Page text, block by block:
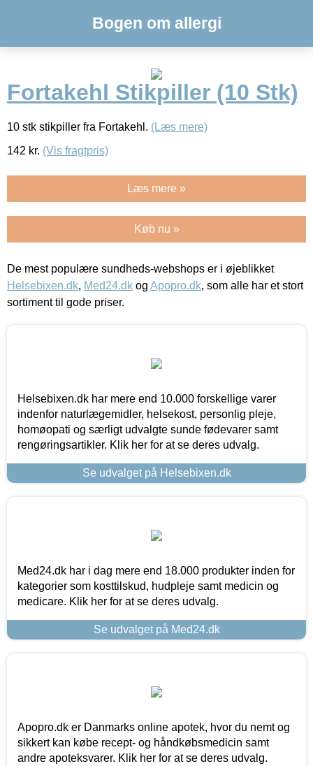
Bogen om allergi
Fortakehl Stikpiller (10 Stk)
10 stk stikpiller fra Fortakehl. (Læs mere)
142 kr. (Vis fragtpris)
Læs mere »
Køb nu »
De mest populære sundheds-webshops er i øjeblikket
Helsebixen.dk, Med24.dk og Apopro.dk, som alle har et stort
sortiment til gode priser.
Helsebixen.dk har mere end 10.000 forskellige varer
indenfor naturlægemidler, helsekost, personlig pleje,
homøopati og særligt udvalgte sunde fødevarer samt
rengøringsartikler. Klik her for at se deres udvalg.
Se udvalget på Helsebixen.dk
Med24.dk har i dag mere end 18.000 produkter inden for
kategorier som kosttilskud, hudpleje samt medicin og
medicare. Klik her for at se deres udvalg.
Se udvalget på Med24.dk
Apopro.dk er Danmarks online apotek, hvor du nemt og
sikkert kan købe recept- og håndkøbsmedicin samt
andre apoteksvarer. Klik her for at se deres udvalg.